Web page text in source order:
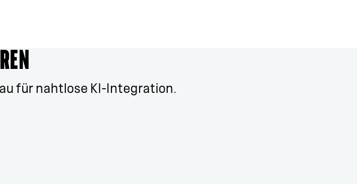
für nahtlose KI-Integration.